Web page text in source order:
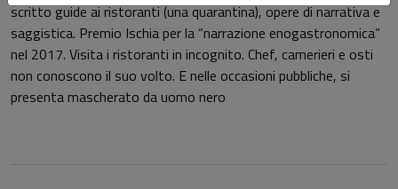
scritto guide ai ristoranti (una quarantina), opere di narrativa e
saggistica. Premio Ischia per la “narrazione enogastronomica”
nel 2017. Visita i ristoranti in incognito. Chef, camerieri e osti
non conoscono il suo volto. E nelle occasioni pubbliche, si
presenta mascherato da uomo nero